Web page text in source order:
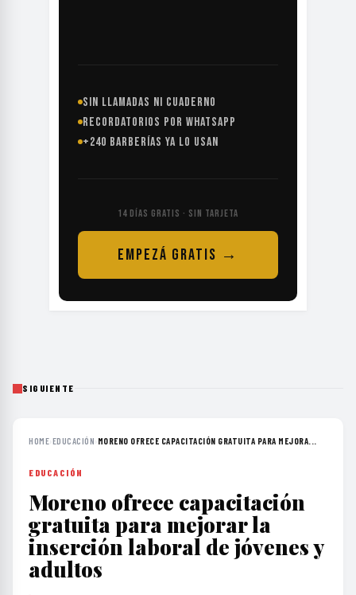
SIN LLAMADAS NI CUADERNO
RECORDATORIOS POR WHATSAPP
+240 BARBERÍAS YA LO USAN
14 DÍAS GRATIS · SIN TARJETA
EMPEZÁ GRATIS →
SIGUIENTE
HOME›EDUCACIÓN› MORENO OFRECE CAPACITACIÓN GRATUITA PARA MEJORA...
EDUCACIÓN
Moreno ofrece capacitación
gratuita para mejorar la
inserción laboral de jóvenes y
adultos